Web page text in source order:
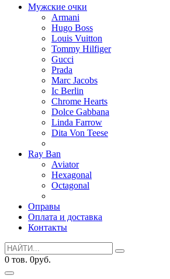
Мужские очки
Armani
Hugo Boss
Louis Vuitton
Tommy Hilfiger
Gucci
Prada
Marc Jacobs
Ic Berlin
Chrome Hearts
Dolce Gabbana
Linda Farrow
Dita Von Teese
Ray Ban
Aviator
Hexagonal
Octagonal
Оправы
Оплата и доставка
Контакты
0 тов. 0руб.